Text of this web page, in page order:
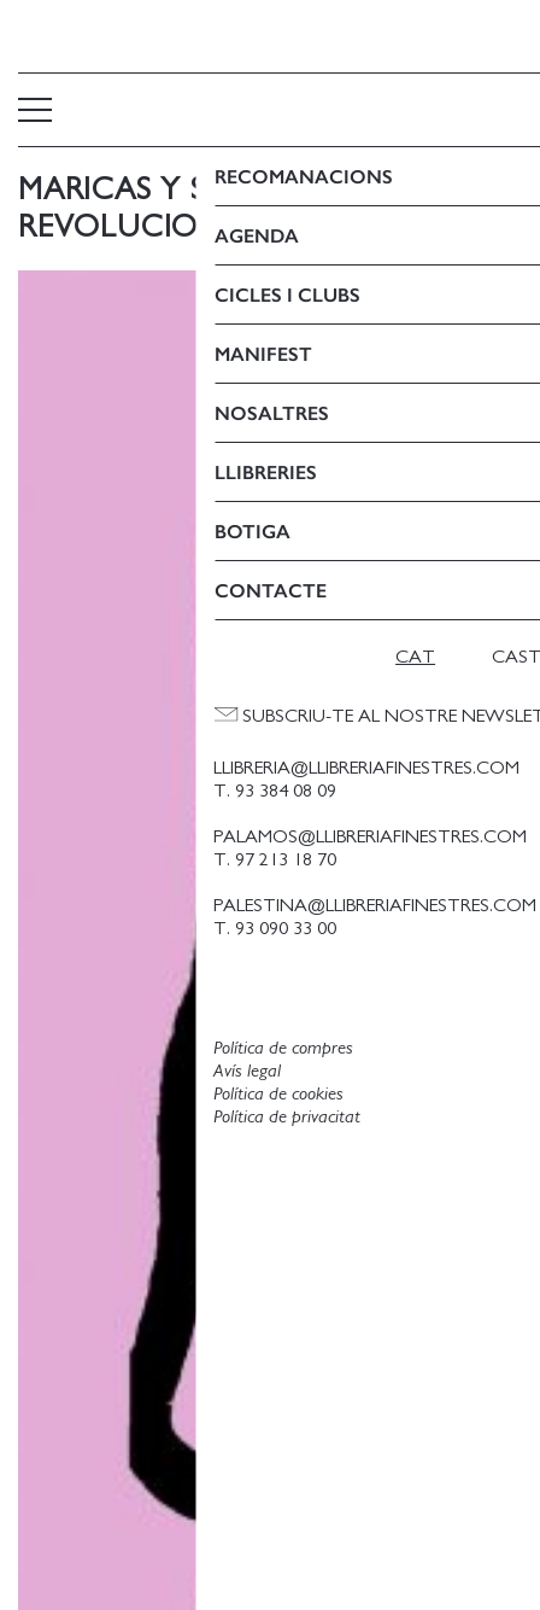
RECOMANACIONS
AGENDA
CICLES I CLUBS
MANIFEST
NOSALTRES
LLIBRERIES
BOTIGA
CONTACTE
CAST
CAT
SUBSCRIU-TE AL NOSTRE
LLIBRERIA@LLIBRERIAFINESTRES.COM
T. 93 384 08 09
PALAMOS@LLIBRERIAFINESTRES.COM
T. 97 213 18 70
PALESTINA@LLIBRERIAFINESTRES.COM
T. 93 090 33 00
Política de privacitat
Política de cookies
Avís legal
Política de compres
MARICAS Y SUS AMIGAS ENTRE
REVOLUCIONES (FITXA)